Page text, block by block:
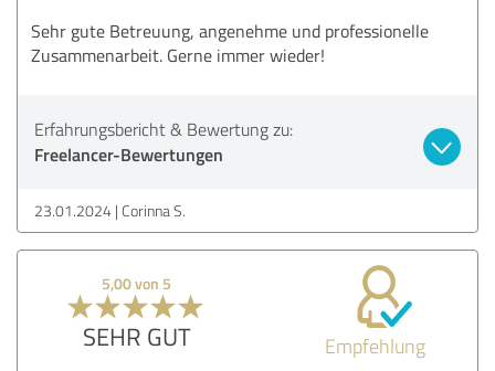
Sehr gute Betreuung, angenehme und professionelle
Zusammenarbeit. Gerne immer wieder!
Erfahrungsbericht & Bewertung zu:
Freelancer-Bewertungen
23.01.2024 Corinna S.
5,00 von 5
SEHR GUT Empfehlung